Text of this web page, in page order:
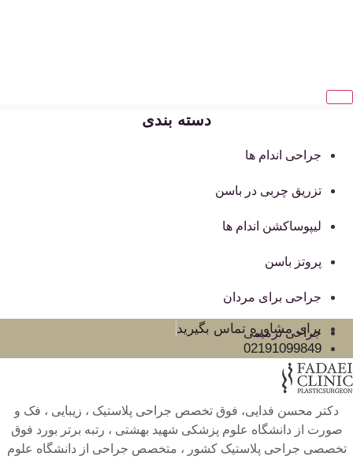
دسته بندی
جراحی اندام ها
تزریق چربی در باسن
لیپوساکشن اندام ها
پروتز باسن
جراحی برای مردان
جراحی ترمیمی
برای مشاوره تماس بگیرید
02191099849
دکتر محسن فدایی، فوق تخصص جراحی پلاستیک ، زیبایی ، فک و
صورت از دانشگاه علوم پزشکی شهید بهشتی ، رتبه برتر بورد فوق
تخصصی جراحی پلاستیک کشور ، متخصص جراحی از دانشگاه علوم